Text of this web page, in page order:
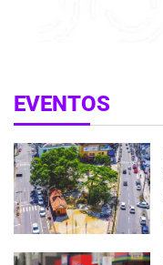
EVENTOS